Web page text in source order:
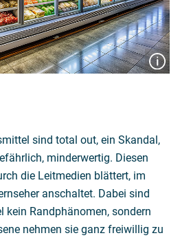
sind total out, ein Skandal,
minderwertig. Diesen
die Leitmedien blättert, im
anschaltet. Dabei sind
kein Randphänomen, sondern
nehmen sie ganz freiwillig zu